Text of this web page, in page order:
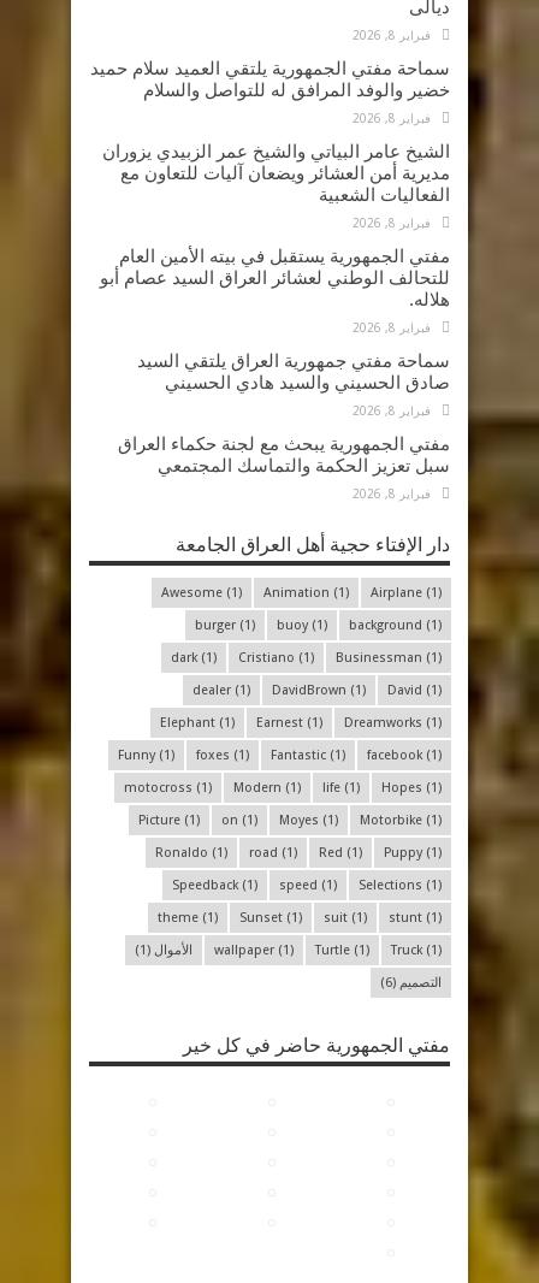
ديالى
فبراير 8, 2026
سماحة مفتي الجمهورية يلتقي العميد سلام حميد
خضير والوفد المرافق له للتواصل والسلام
فبراير 8, 2026
الشيخ عامر البياتي والشيخ عمر الزبيدي يزوران
مديرية أمن العشائر ويضعان آليات للتعاون مع
الفعاليات الشعبية
فبراير 8, 2026
مفتي الجمهورية يستقبل في بيته الأمين العام
للتحالف الوطني لعشائر العراق السيد عصام أبو
هلاله.
فبراير 8, 2026
سماحة مفتي جمهورية العراق يلتقي السيد
صادق الحسيني والسيد هادي الحسيني
فبراير 8, 2026
مفتي الجمهورية يبحث مع لجنة حكماء العراق
سبل تعزيز الحكمة والتماسك المجتمعي
فبراير 8, 2026
دار الإفتاء حجية أهل العراق الجامعة
Airplane (1)
Animation (1)
Awesome (1)
background (1)
buoy(1)
burger (1)
Businessman (1)
Cristiano (1)
dark (1)
David (1)
DavidBrown (1)
dealer (1)
Dreamworks (1)
Earnest (1)
Elephant (1)
facebook (1)
Fantastic (1)
foxes (1)
Funny(1)
Hopes (1)
life (1)
Modern (1)
motocross (1)
Motorbike (1)
Moyes (1)
on (1)
Picture (1)
Puppy(1)
Red (1)
road (1)
Ronaldo (1)
Selections (1)
speed (1)
Speedback (1)
stunt (1)
suit (1)
Sunset (1)
theme (1)
Truck (1)
Turtle (1)
wallpaper (1) الأموال (1)
التصميم (6)
مفتي الجمهورية حاضر في كل خير